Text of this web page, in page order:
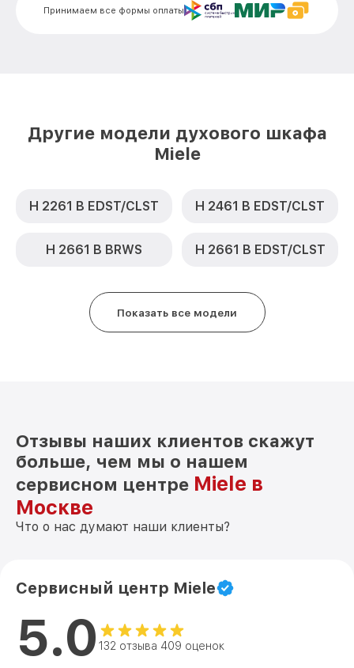
Замена термодатчика DG 163-2 IX Miele от 900₽
Принимаем все формы оплаты
Другие модели духового шкафа
Miele
H 2261 B EDST/CLST H 2461 B EDST/CLST
H 2661 B BRWS H 2661 B EDST/CLST
Показать все модели
Отзывы наших клиентов скажут
больше, чем мы о нашем
сервисном центре Miele в
Москве
Что о нас думают наши клиенты?
Сервисный центр Miele
5.0 132 отзыва 409 оценок